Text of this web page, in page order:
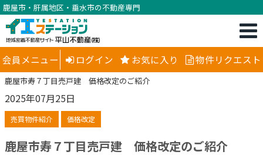
鹿屋市・肝属地区・垂水市の不動産専門
会員メニュー ログイン お気に入り 物件リクエスト
鹿屋市寿７丁目売戸建 価格改定のご紹介
2025年07月25日
売買物件紹介 価格改定
鹿屋市寿７丁目売戸建 価格改定のご紹介